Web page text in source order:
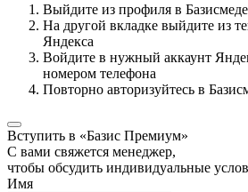
Выйдите из профиля в Базисмеде
На другой вкладке выйдите из
Яндекса
Войдите в нужный аккаунт
номером телефона
Повторно авторизуйтесь в
Вступить в «Базис Премиум»
С вами свяжется менеджер,
чтобы обсудить индивидуальные
Имя